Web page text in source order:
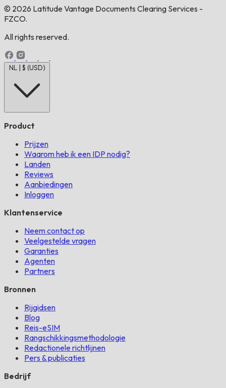
© 2026 Latitude Vantage Documents Clearing Services -
FZCO.
All rights reserved.
NL | $ (USD)
Product
Prijzen
Waarom heb ik een IDP nodig?
Landen
Reviews
Aanbiedingen
Inloggen
Klantenservice
Neem contact op
Veelgestelde vragen
Garanties
Agenten
Partners
Bronnen
Rijgidsen
Blog
Reis-eSIM
Rangschikkingsmethodologie
Redactionele richtlijnen
Pers & publicaties
Bedrijf